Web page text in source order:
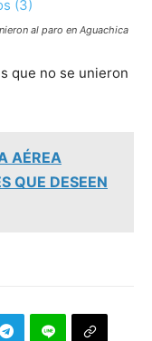
al paro en Aguachica
que no se unieron
AÉREA
QUE DESEEN